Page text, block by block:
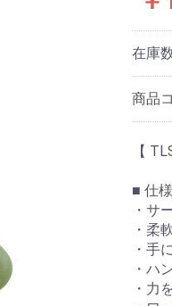
在庫
商品
【
■ 仕様
・サ
・柔
・手
・ハ
・力